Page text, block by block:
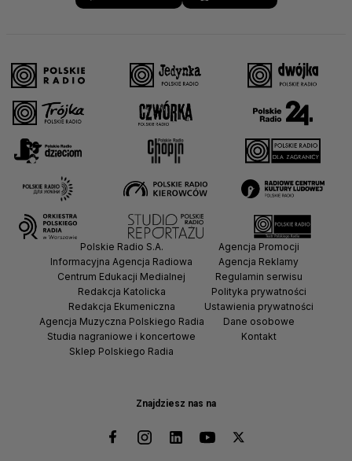
Znajdziesz nas na
Polskie Radio S.A.
Informacyjna Agencja Radiowa
Centrum Edukacji Medialnej
Redakcja Katolicka
Redakcja Ekumeniczna
Agencja Muzyczna Polskiego Radia
Studia nagraniowe i koncertowe
Sklep Polskiego Radia
Agencja Promocji
Agencja Reklamy
Regulamin serwisu
Polityka prywatności
Ustawienia prywatności
Dane osobowe
Kontakt